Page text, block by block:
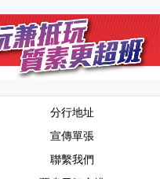
分行地址
宣傳單張
聯繫我們